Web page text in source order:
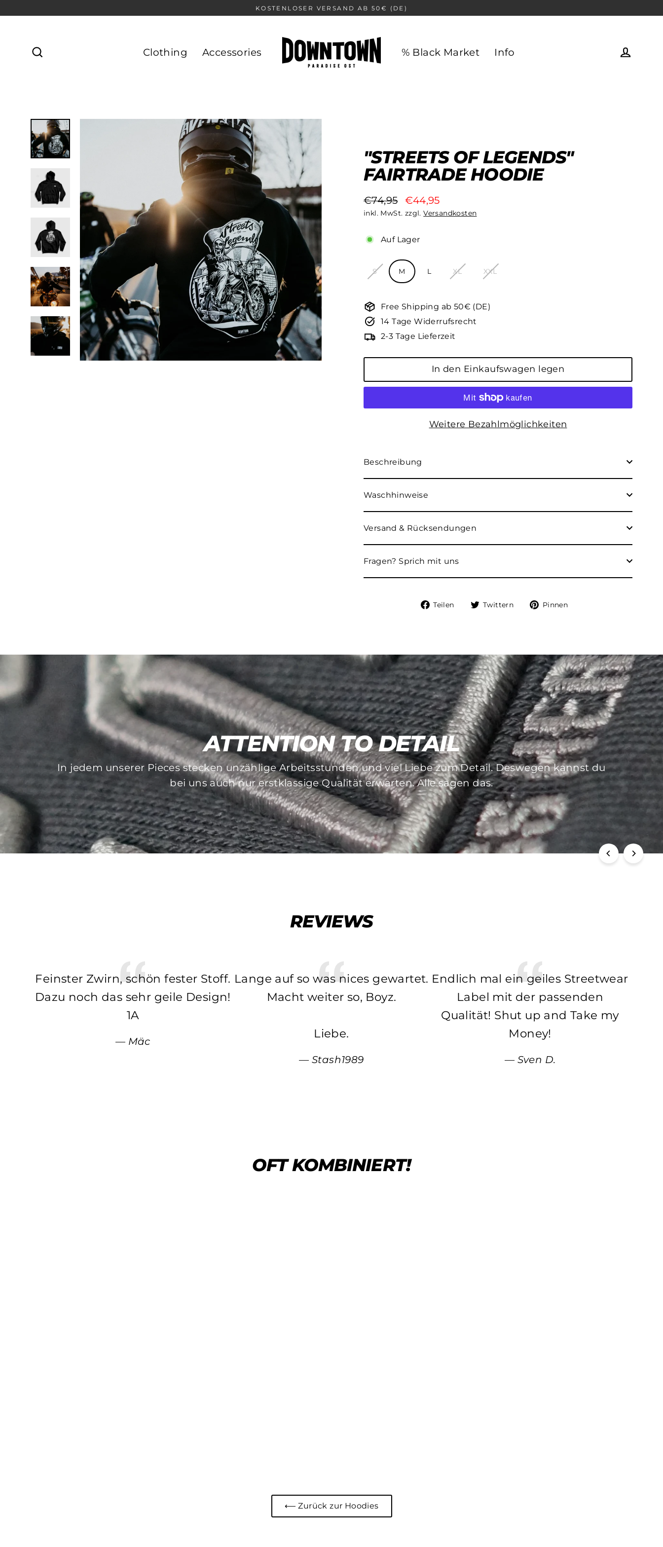
zum
KOSTENLOSER VERSAND AB 50€ (DE)
Clothing Accessories % Black Market
Info
"STREETS OF LEGENDS"
FAIRTRADE HOODIE
Normaler
Preis
€74,95
Sonderpreis
€44,95
inkl. MwSt. zzgl.Versandkosten
Auf Lager
Größe
S M L XL XXL
Free Shipping ab 50€ (DE)
14 Tage Widerrufsrecht
2-3 Tage Lieferzeit
In den Einkaufswagen legen
Weitere Bezahlmöglichkeiten
Beschreibung
Waschhinweise
Versand & Rücksendungen
Fragen? Sprich mit uns
Teilen
Auf
Twittern
Auf
Pinnen
ATTENTION TO DETAIL
In jedem unserer Pieces stecken unzählige Arbeitsstunden und viel Liebe zum Detail. Deswegen kannst du
bei uns auch nur erstklassige Qualität erwarten. Alle sagen das.
MADE TO LAST
Bei der Auswahl unserer Druck- und Stickverfahren achten wir besonders auf die Langlebigkeit dieser. Sich
auflösende Pieces gibt es bei uns nicht!
REVIEWS
Feinster Zwirn, schön fester Stoff.
Dazu noch das sehr geile Design!
1A
Mäc
Lange auf so was nices gewartet.
Macht weiter so, Boyz.
Liebe.
Stash1989
Endlich mal ein geiles Streetwear
Label mit der passenden
Qualität! Shut up and Take my
Money!
Sven D.
OFT KOMBINIERT!
⟵ Zurück zur Hoodies